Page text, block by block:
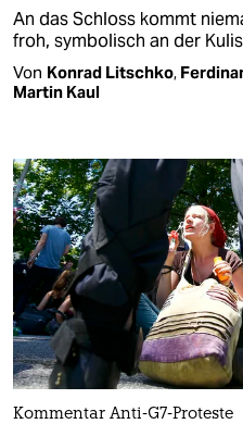
An das Schloss kommt
froh, symbolisch an der
Von Konrad Litschko,
Martin Kaul
Kommentar Anti-G7-Proteste